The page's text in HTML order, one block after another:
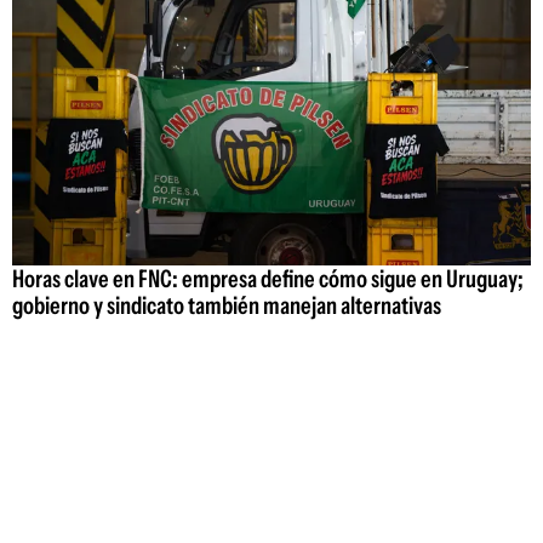
Horas clave en FNC: empresa define cómo sigue en Uruguay;
gobierno y sindicato también manejan alternativas